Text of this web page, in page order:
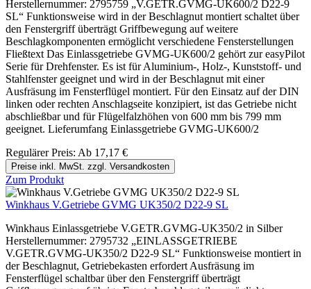
Herstellernummer: 2795759 „V.GETR.GVMG-UK600/2 D22-9
SL“ Funktionsweise wird in der Beschlagnut montiert schaltet über
den Fenstergriff überträgt Griffbewegung auf weitere
Beschlagkomponenten ermöglicht verschiedene Fensterstellungen
Fließtext Das Einlassgetriebe GVMG-UK600/2 gehört zur easyPilot
Serie für Drehfenster. Es ist für Aluminium-, Holz-, Kunststoff- und
Stahlfenster geeignet und wird in der Beschlagnut mit einer
Ausfräsung im Fensterflügel montiert. Für den Einsatz auf der DIN
linken oder rechten Anschlagseite konzipiert, ist das Getriebe nicht
abschließbar und für Flügelfalzhöhen von 600 mm bis 799 mm
geeignet. Lieferumfang Einlassgetriebe GVMG-UK600/2
Regulärer Preis: Ab 17,17 €
Preise inkl. MwSt. zzgl. Versandkosten
Zum Produkt
Winkhaus V.Getriebe GVMG UK350/2 D22-9 SL
Winkhaus Einlassgetriebe V.GETR.GVMG-UK350/2 in Silber
Herstellernummer: 2795732 „EINLASSGETRIEBE
V.GETR.GVMG-UK350/2 D22-9 SL“ Funktionsweise montiert in
der Beschlagnut, Getriebekasten erfordert Ausfräsung im
Fensterflügel schaltbar über den Fenstergriff überträgt